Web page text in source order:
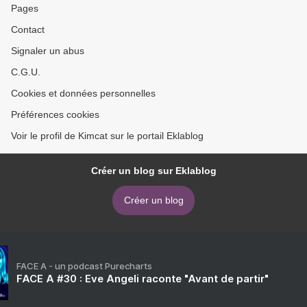
Pages
Contact
Signaler un abus
C.G.U.
Cookies et données personnelles
Préférences cookies
Voir le profil de Kimcat sur le portail Eklablog
Créer un blog sur Eklablog
Créer un blog
FACE A - un podcast Purecharts
FACE A #30 : Eve Angeli raconte "Avant de partir"